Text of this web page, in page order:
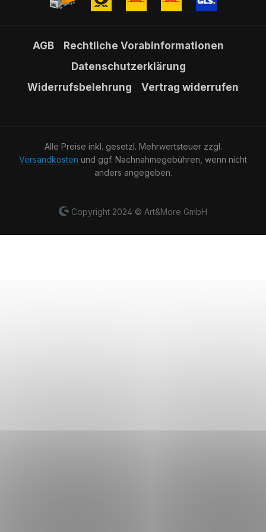
AGB
Rechtliche Vorabinformationen
Datenschutzerklärung
Widerrufsbelehrung
Vertrag widerrufen
Alle Preise inkl. gesetzl. Mehrwertsteuer zzgl.
Versandkosten und ggf. Nachnahmegebühren, wenn nicht
anders angegeben.
Copyright 2024 © Art&More GmbH